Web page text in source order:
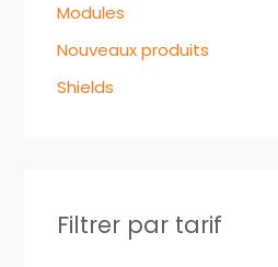
Modules
Nouveaux produits
Shields
Filtrer par tarif